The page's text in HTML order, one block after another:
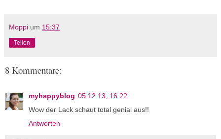
Moppi um 15:37
Teilen
8 Kommentare:
myhappyblog 05.12.13, 16:22
Wow der Lack schaut total genial aus!!
Antworten